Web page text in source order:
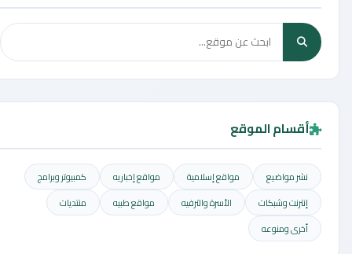
أقسام الموقع
نشر مواضيع مواقع إسلامية مواقع إخباريه
كمبيوتر وبرامج
إنترنت وشبكات
الأسرة والترفيه مواقع طبيه
منتديات
أخرى ومنوعه